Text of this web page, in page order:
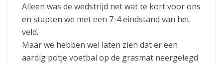
Alleen was de wedstrijd net wat te kort voor ons
en stapten we met een 7-4 eindstand van het
veld.
Maar we hebben wel laten zien dat er een
aardig potje voetbal op de grasmat neergelegd